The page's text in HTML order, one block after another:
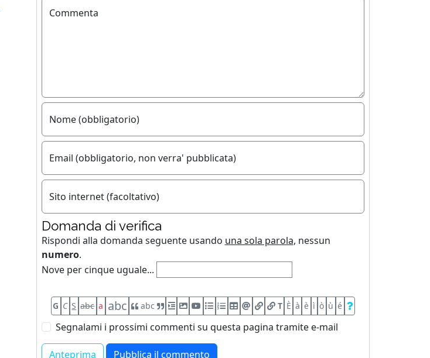
Commenta
Nome (obbligatorio)
Email (obbligatorio, non verra' pubblicata)
Sito internet (facoltativo)
Domanda di verifica
Rispondi alla domanda seguente usando una sola parola, nessun
numero.
Nove per cinque uguale...
G C S abc a abc abc T È à è ì ò ù é
Segnalami i prossimi commenti su questa pagina tramite e-mail